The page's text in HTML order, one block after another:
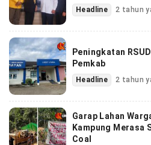
Headline 2 tahun
Peningkatan
Pemkab
Headline 2 tahun
Garap Lahan
Kampung Merasa
Coal